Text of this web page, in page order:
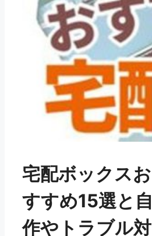
宅配ボックスお
すすめ15選と自
作やトラブル対